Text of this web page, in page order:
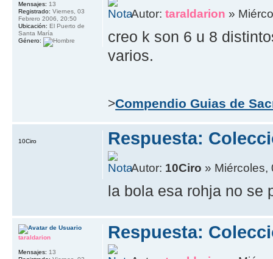
Autor:taraldarion »
creo k son 6 u 8
varios.
>Compendio Guias de
Mensajes: 13
Registrado: Viernes, 03
Febrero 2006, 20:50
Ubicación: El Puerto de
Santa María
Género:
Respuesta:
Autor: 10Ciro » Miércoles,
la bola esa rohja no se
10Ciro
Respuesta:
taraldarion
Mensajes: 13